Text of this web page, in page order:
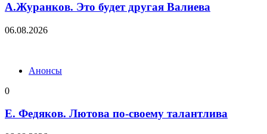
А.Журанков. Это будет другая Валиева
06.08.2026
Анонсы
0
Е. Федяков. Лютова по-своему талантлива